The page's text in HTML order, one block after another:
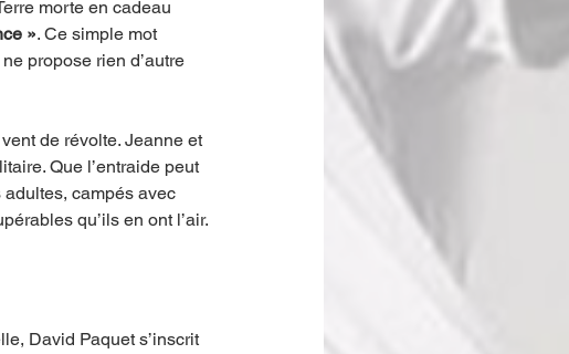
morte en cadeau
». Ce simple mot
propose rien d’autre
de révolte. Jeanne et
Que l’entraide peut
adultes, campés avec
qu’ils en ont l’air.
David Paquet s’inscrit